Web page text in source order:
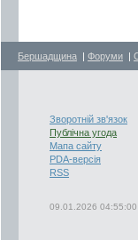
Бершадщина | Форуми |
Зворотній зв'язок
Публічна угода
Мапа сайту
PDA-версія
RSS
09.01.2026 04:55:00